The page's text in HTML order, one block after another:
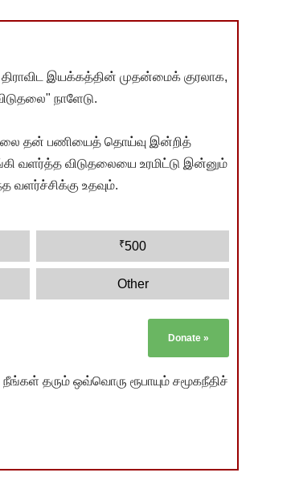
இயக்கத்தின் முதன்மைக் குரலாக,
நாளேடு.
தன் பணியைத் தொய்வு இன்றித்
வளர்த்த விடுதலையை உரமிட்டு இன்னும்
உதவும்.
₹500
Other
Donate »
தரும் ஒவ்வொரு ரூபாயும் சமூகநீதிச்